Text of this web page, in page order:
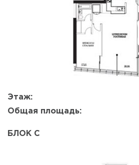
Этаж:
Общая площадь:
Да, удалить Отмена
БЛОК С